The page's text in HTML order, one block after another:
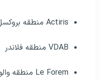
Actiris منطقه بروکسل
VDAB منطقه فلاندر
Le Forem منطقه والون